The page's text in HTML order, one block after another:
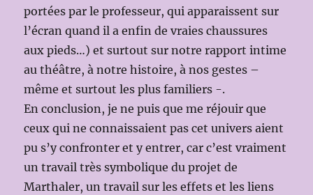
portées par le professeur, qui apparaissent sur
l’écran quand il a enfin de vraies chaussures
aux pieds…) et surtout sur notre rapport intime
au théâtre, à notre histoire, à nos gestes –
même et surtout les plus familiers -.
En conclusion, je ne puis que me réjouir que
ceux qui ne connaissaient pas cet univers aient
pu s’y confronter et y entrer, car c’est vraiment
un travail très symbolique du projet de
Marthaler, un travail sur les effets et les liens